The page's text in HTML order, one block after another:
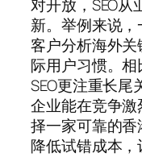
对开放，SEO
新。举例来说，
客户分析海外
际用户习惯。
SEO更注重长
企业能在竞争
择一家可靠的香
降低试错成本，